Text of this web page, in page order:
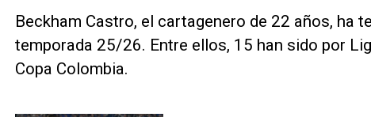
Beckham Castro, el cartagenero de 22 años, ha
temporada 25/26. Entre ellos, 15 han sido por
Copa Colombia.